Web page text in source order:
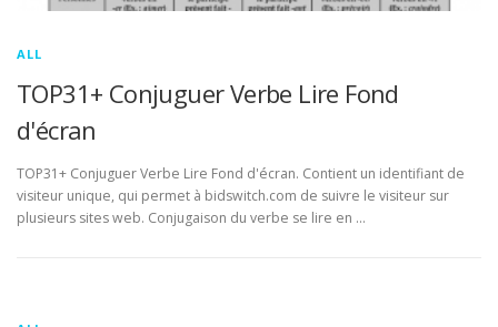
ALL
TOP31+ Conjuguer Verbe Lire Fond
d'écran
TOP31+ Conjuguer Verbe Lire Fond d'écran. Contient un identifiant de
visiteur unique, qui permet à bidswitch.com de suivre le visiteur sur
plusieurs sites web. Conjugaison du verbe se lire en …